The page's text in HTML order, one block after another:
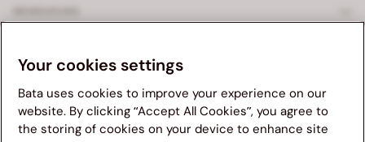
Kami menganjurkan anda untuk mengunjungi website Bata
PERUSAHAAN
HUKUM
Your cookies settings
Bata uses cookies to improve your experience on our
website. By clicking “Accept All Cookies”, you agree to
the storing of cookies on your device to enhance site